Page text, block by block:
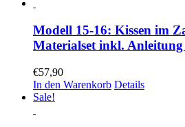
Modell 15-16: Kissen im
Materialset inkl. Anleitung
€57,90
In den Warenkorb Details
Sale!